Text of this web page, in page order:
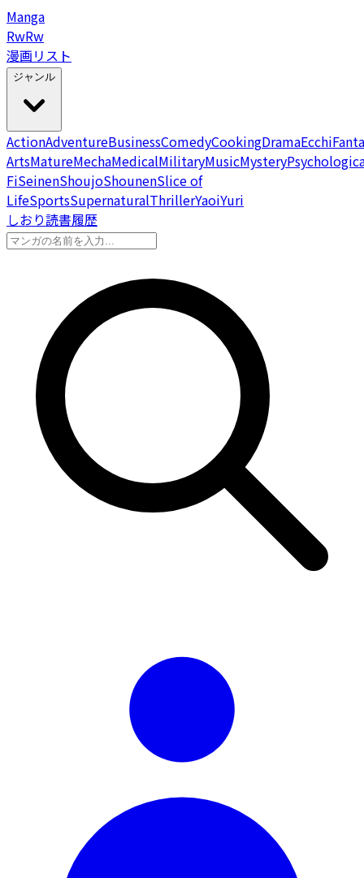
Manga
RwRw
漫画リスト
ジャンル
ActionAdventureBusinessComedyCookingDramaEcchi
ArtsMatureMechaMedicalMilitaryMusicMystery
FiSeinenShoujoShounenSlice of
LifeSportsSupernaturalThrillerYaoiYuri
しおり読書履歴